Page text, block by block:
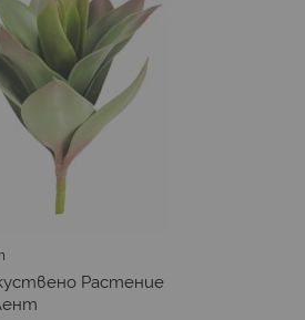
Растениe